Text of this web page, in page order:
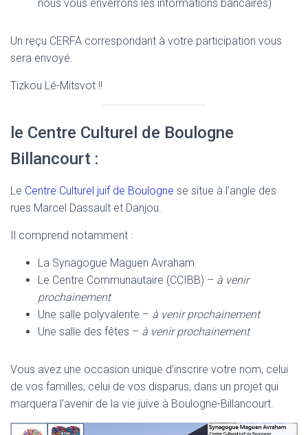
nous vous enverrons les informations bancaires)
Un reçu CERFA correspondant à votre participation vous
sera envoyé.
Tizkou Lé-Mitsvot !!
le Centre Culturel de Boulogne
Billancourt :
Le Centre Culturel juif de Boulogne se situe à l’angle des
rues Marcel Dassault et Danjou.
Il comprend notamment :
La Synagogue Maguen Avraham
Le Centre Communautaire (CCIBB) – à venir
prochainement
Une salle polyvalente – à venir prochainement
Une salle des fêtes – à venir prochainement
Vous avez une occasion unique d’inscrire votre nom, celui
de vos familles, celui de vos disparus, dans un projet qui
marquera l’avenir de la vie juive à Boulogne-Billancourt.